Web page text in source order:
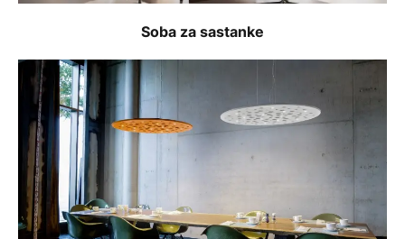
Soba za sastanke